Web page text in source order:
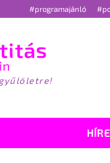
#programajánló